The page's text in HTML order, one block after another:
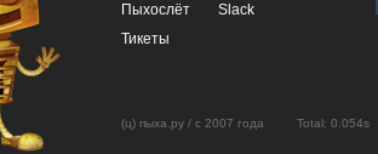
Пыхослёт
Slack
Тикеты
(ц) пыха.ру / с 2007 года Total: